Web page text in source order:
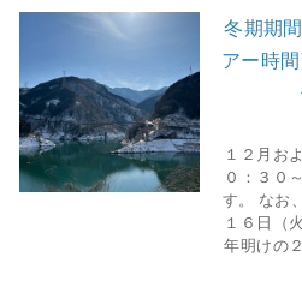
冬期期
アー時
１２月お
０：３０
す。 なお
１６日（
年明けの